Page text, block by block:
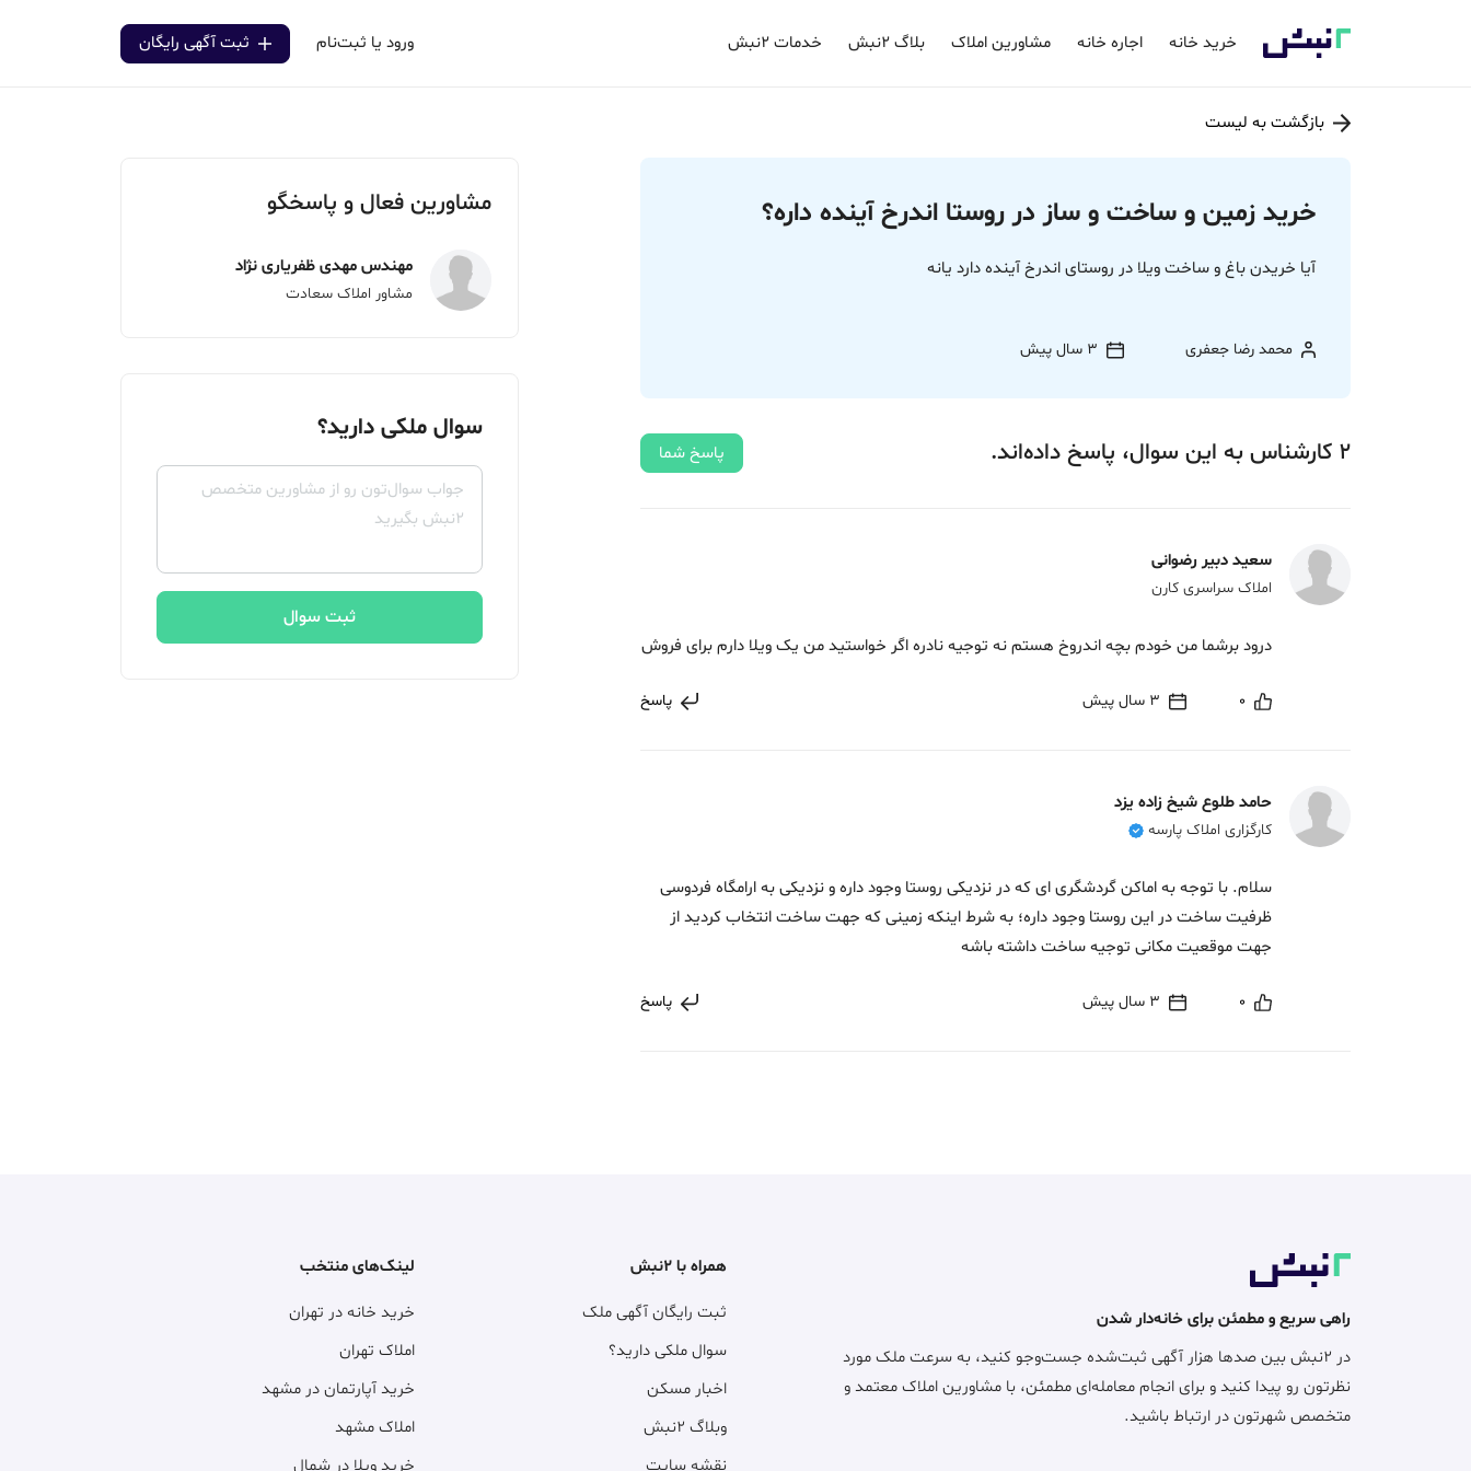
خرید خانه اجاره خانه مشاورین املاک بلاگ ۲نبش خدمات ۲نبش ورود یا ثبت‌نام ثبت آگهی رایگان
بازگشت به لیست
خرید زمین و ساخت و ساز در روستا اندرخ آینده داره؟
آیا خریدن باغ و ساخت ویلا در روستای اندرخ آینده دارد یانه
محمد رضا جعفری 3 سال پیش
2 کارشناس به این سوال، پاسخ داده‌اند. پاسخ شما
سعید دبیر رضوانی
املاک سراسری کارن
درود برشما من خودم بچه اندروخ هستم نه توجیه نادره اگر خواستید من یک ویلا دارم برای فروش
0 3 سال پیش پاسخ
حامد طلوع شیخ زاده یزد
کارگزاری املاک پارسه
سلام. با توجه به اماکن گردشگری ای که در نزدیکی روستا وجود داره و نزدیکی به ارامگاه فردوسی
ظرفیت ساخت در این روستا وجود داره؛ به شرط اینکه زمینی که جهت ساخت انتخاب کردید از
جهت موقعیت مکانی توجیه ساخت داشته باشه
0 3 سال پیش پاسخ
مشاورین فعال و پاسخگو
مهندس مهدی ظفریاری نژاد
مشاور املاک سعادت
سوال ملکی دارید؟
ثبت سوال
راهی سریع و مطمئن برای خانه‌دار شدن
در ۲نبش بین صدها هزار آگهی ثبت‌شده جست‌وجو کنید، به سرعت ملک مورد
نظرتون رو پیدا کنید و برای انجام معامله‌ای مطمئن، با مشاورین املاک معتمد و
متخصص شهرتون در ارتباط باشید.
همراه با ۲نبش
ثبت رایگان آگهی ملک
سوال ملکی دارید؟
اخبار مسکن
وبلاگ ۲نبش
نقشه سایت
لینک‌های منتخب
خرید خانه در تهران
املاک تهران
خرید آپارتمان در مشهد
املاک مشهد
خرید ویلا در شمال